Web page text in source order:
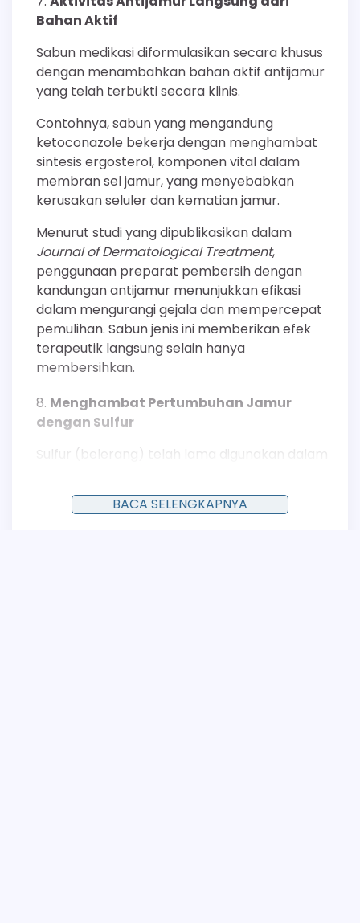
Bahan Aktif
Sabun medikasi diformulasikan secara khusus
dengan menambahkan bahan aktif antijamur
yang telah terbukti secara klinis.
Contohnya, sabun yang mengandung
ketoconazole bekerja dengan menghambat
sintesis ergosterol, komponen vital dalam
membran sel jamur, yang menyebabkan
kerusakan seluler dan kematian jamur.
Menurut studi yang dipublikasikan dalam
Journal of Dermatological Treatment,
penggunaan preparat pembersih dengan
kandungan antijamur menunjukkan efikasi
dalam mengurangi gejala dan mempercepat
pemulihan. Sabun jenis ini memberikan efek
terapeutik langsung selain hanya
membersihkan.
Menghambat Pertumbuhan Jamur
dengan Sulfur
Sulfur (belerang) telah lama digunakan dalam
antibakteri, dan antijamurnya. Sabun yang
mengandung sulfur bekerja dengan
BACA SELENGKAPNYA